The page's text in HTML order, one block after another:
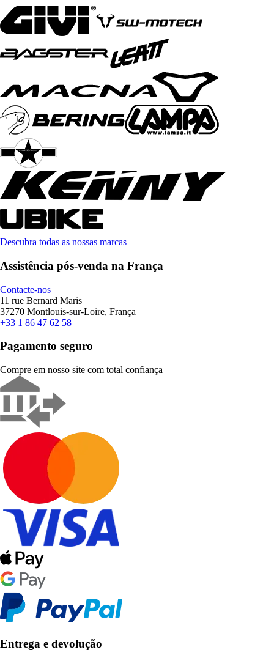
Descubra todas as nossas marcas
Assistência pós-venda na França
Contacte-nos
11 rue Bernard Maris
37270 Montlouis-sur-Loire, França
+33 1 86 47 62 58
Pagamento seguro
Compre em nosso site com total confiança
Entrega e devolução